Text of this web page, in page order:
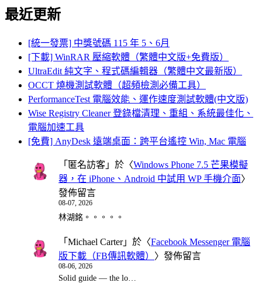
最近更新
[統一發票] 中獎號碼 115 年 5、6月
[下載] WinRAR 壓縮軟體（繁體中文版+免費版）
UltraEdit 純文字、程式碼編輯器（繁體中文最新版）
OCCT 燒機測試軟體（超頻檢測必備工具）
PerformanceTest 電腦效能、運作速度測試軟體(中文版)
Wise Registry Cleaner 登錄檔清理、重組、系統最佳化、
電腦加速工具
[免費] AnyDesk 遠端桌面：跨平台遙控 Win, Mac 電腦
「 匿名訪客 」於〈Windows Phone 7.5 芒果模擬
器，在 iPhone、Android 中試用 WP 手機介面〉
發佈留言
08-07, 2026
林湖銘。。。。。
「 Michael Carter」於〈Facebook Messenger 電腦
版下載（FB傳訊軟體） 〉發佈留言
08-06, 2026
Solid guide — the lo…